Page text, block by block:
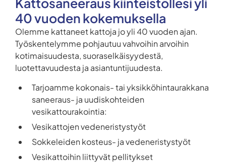
40 vuoden kokemuksella
Olemme kattaneet kattoja jo yli 40 vuoden ajan.
Työskentelymme pohjautuu vahvoihin arvoihin
kotimaisuudesta, suoraselkäisyydestä,
luotettavuudesta ja asiantuntijuudesta.
Tarjoamme kokonais- tai yksikköhintaurakkana
saneeraus- ja uudiskohteiden
vesikattourakointia:
Vesikattojen vedeneristystyöt
Sokkeleiden kosteus- ja vedeneristystyöt
Vesikattoihin liittyvät pellitykset